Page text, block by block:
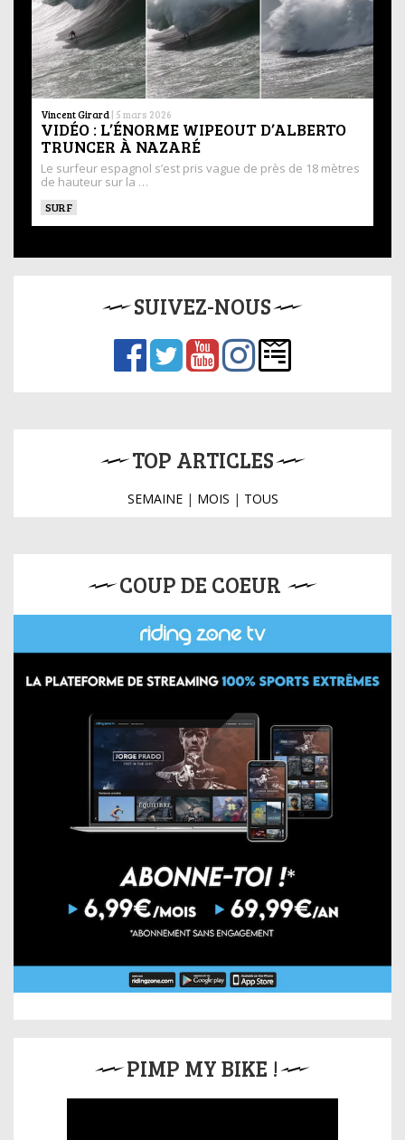
Vincent Girard | 5 mars 2026
VIDÉO : L’ÉNORME WIPEOUT D’ALBERTO
TRUNCER À NAZARÉ
Le surfeur espagnol s’est pris vague de près de 18 mètres
de hauteur sur la …
SURF
SUIVEZ-NOUS
TOP ARTICLES
SEMAINE| MOIS | TOUS
COUP DE COEUR
PIMP MY BIKE !